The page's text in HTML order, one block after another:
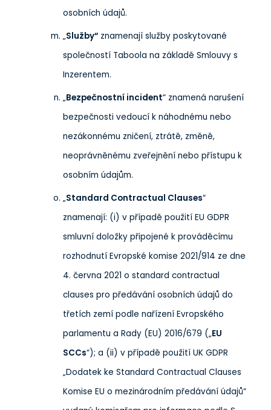
osobních údajů.
„Služby“ znamenají služby poskytované
společností Taboola na základě Smlouvy s
Inzerentem.
„Bezpečnostní incident“ znamená narušení
bezpečnosti vedoucí k náhodnému nebo
nezákonnému zničení, ztrátě, změně,
neoprávněnému zveřejnění nebo přístupu k
osobním údajům.
„Standard Contractual Clauses“
znamenají: (i) v případě použití EU GDPR
smluvní doložky připojené k prováděcímu
rozhodnutí Evropské komise 2021/914 ze dne
4. června 2021 o standard contractual
clauses pro předávání osobních údajů do
třetích zemí podle nařízení Evropského
parlamentu a Rady (EU) 2016/679 („EU
SCCs“); a (ii) v případě použití UK GDPR
„Dodatek ke Standard Contractual Clauses
Komise EU o mezinárodním předávání údajů“